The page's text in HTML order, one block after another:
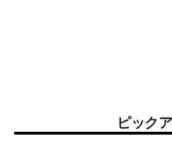
ピック